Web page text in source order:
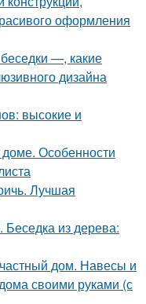
оформления
—, какие
дизайна
высокие и
Особенности
Лучшая
из дерева:
дом. Навесы и
своими руками (с